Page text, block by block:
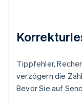
Tippfehler,
verzögern die
Bevor Sie auf